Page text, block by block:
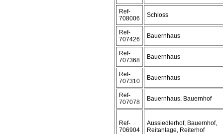
Ref-
708006
Schloss
Ref-
707426
Bauernhaus
Ref-
707368
Bauernhaus
Ref-
707310
Bauernhaus
Ref-
707078
Bauernhaus, Bauernhof
Ref-
706904
Aussiedlerhof, Bauernhof,
Reitanlage, Reiterhof